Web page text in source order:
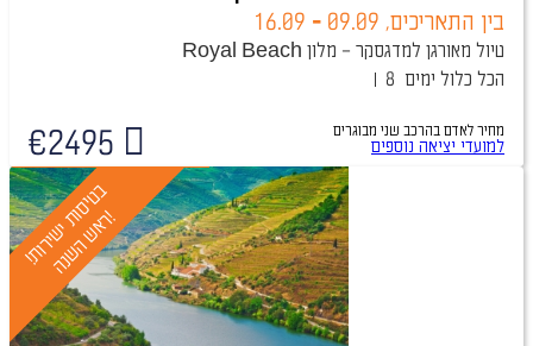
בין התאריכים, -
16.09
טיול מאורגן למדגסקר – מלון Royal Beach
8 ימים הכל כלול
למועדי יציאה נוספים €2495 מחיר לאדם בהרכב שני מבוגרים
ב
ט
י
ס
ו
ת
י
ש
י
ר
ו
ת
!
ר
א
ש
ה
ש
נ
ה
!
טיול מובטח